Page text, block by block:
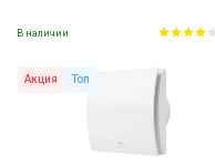
В наличии
Акция Топ